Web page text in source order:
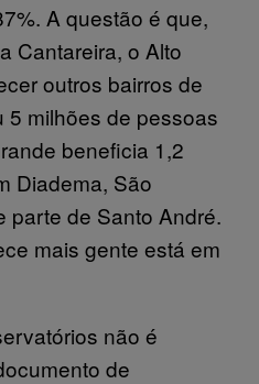
A questão é que,
Cantareira, o Alto
outros bairros de
5 milhões de pessoas
beneficia 1,2
Diadema, São
parte de Santo André.
mais gente está em
não é
de